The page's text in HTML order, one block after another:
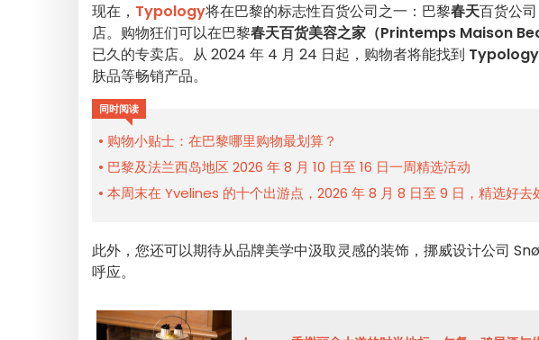
现在， Typology将在巴黎的标志性百货公司之一：巴黎春天百货公
店。购物狂们可以在巴黎春天百货美容之家（Printemps Maison
已久的专卖店。从 2024 年 4 月 24 日起，购物者将能找到 Typology
肤品等畅销产品。
同时阅读
购物小贴士：在巴黎哪里购物最划算？
巴黎及法兰西岛地区 2026 年 8 月 10 日至 16 日一周精选活动
本周末在 Yvelines 的十个出游点，2026 年 8 月 8 日至 9 日，精选好去
此外，您还可以期待从品牌美学中汲取灵感的装饰，挪威设计公司
呼应。